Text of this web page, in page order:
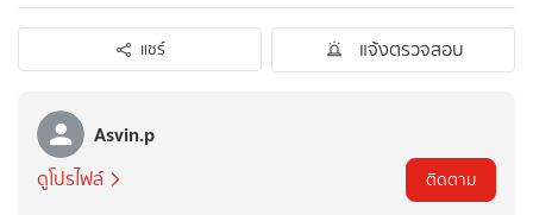
แชร์ แจ้งตรวจสอบ
Asvin.p
ดูโปรไฟล์ ติดตาม